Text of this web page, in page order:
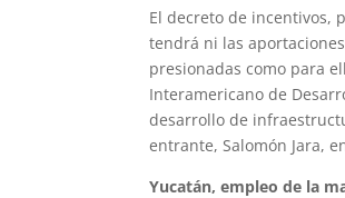
El decreto de incentivos,
tendrá ni las
presionadas como para
Interamericano de
desarrollo de
entrante, Salomón Jara,
Yucatán, empleo de la